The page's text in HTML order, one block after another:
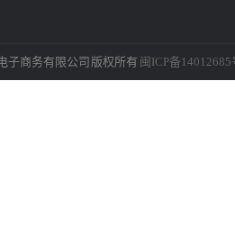
子商务有限公司 版权所有 闽ICP备14012685